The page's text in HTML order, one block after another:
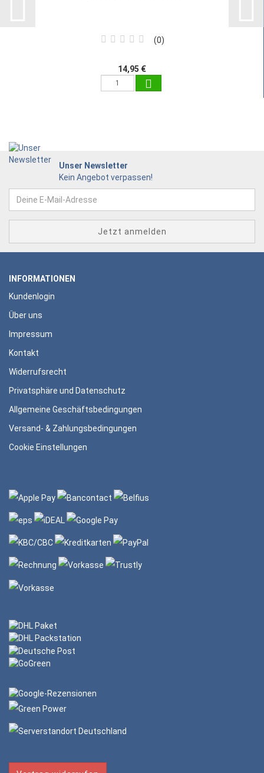
0
14,95 €
Unser Newsletter
Kein Angebot verpassen!
INFORMATIONEN
Kundenlogin
Über uns
Impressum
Kontakt
Widerrufsrecht
Privatsphäre und Datenschutz
Allgemeine Geschäftsbedingungen
Versand- & Zahlungsbedingungen
Cookie Einstellungen